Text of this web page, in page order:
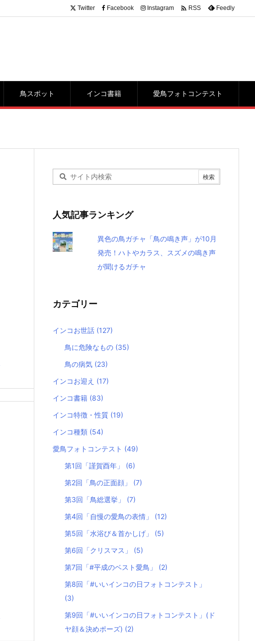
鳥スポット インコ書籍 愛鳥フォトコンテスト
Twitter Facebook Instagram  RSS Feedly
人気記事ランキング
異色の鳥ガチャ「鳥の鳴き声」が10月
発売！ハトやカラス、スズメの鳴き声
が聞けるガチャ
カテゴリー
インコお世話 (127)
鳥に危険なもの (35)
鳥の病気 (23)
インコお迎え (17)
インコ書籍 (83)
インコ特徴・性質 (19)
インコ種類 (54)
愛鳥フォトコンテスト (49)
第1回「謹賀酉年」 (6)
第2回「鳥の正面顔」 (7)
第3回「鳥総選挙」 (7)
第4回「自慢の愛鳥の表情」 (12)
第5回「水浴び＆首かしげ」 (5)
第6回「クリスマス」 (5)
第7回「#平成のベスト愛鳥」 (2)
第8回「#いいインコの日フォトコンテスト」
(3)
第9回「#いいインコの日フォトコンテスト」(ド
ヤ顔＆決めポーズ) (2)